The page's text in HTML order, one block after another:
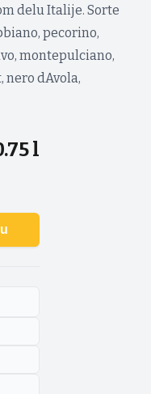
delu Italije. Sorte
pecorino,
montepulciano,
nero dAvola,
l